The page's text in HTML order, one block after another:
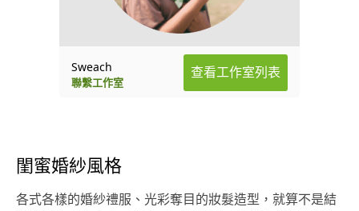
Sweach
聯繫工作室
查看工作室列表
閨蜜婚紗風格
各式各樣的婚紗禮服、光彩奪目的妝髮造型，就算不是結